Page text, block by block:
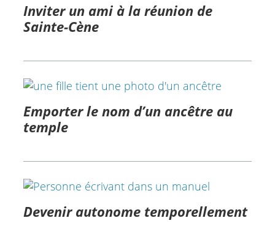
Inviter un ami à la réunion de
Sainte-Cène
Emporter le nom d’un ancêtre au
temple
Devenir autonome temporellement